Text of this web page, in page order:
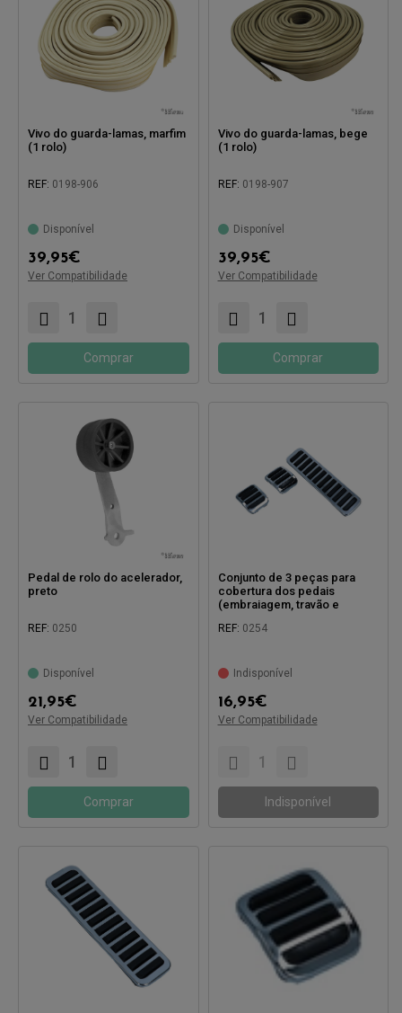
Vivo do guarda-lamas, marfim
(1 rolo)
REF: 0198-906
Disponível
39,95€
Ver Compatibilidade
Compatível com:
Comprar
Vivo do guarda-lamas, bege
(1 rolo)
REF: 0198-907
Disponível
39,95€
Ver Compatibilidade
Compatível com:
Comprar
Pedal de rolo do acelerador,
preto
REF: 0250
Disponível
21,95€
Ver Compatibilidade
Compatível com:
Comprar
Conjunto de 3 peças para
cobertura dos pedais
(embraiagem, travão e
cromado/borracha preta
REF: 0254
Indisponível
16,95€
Ver Compatibilidade
Compatível com:
Indisponível